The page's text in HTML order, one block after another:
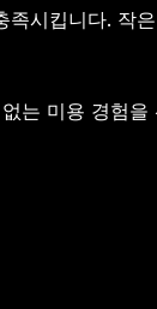
시킵니다. 작
는 미용 경험을